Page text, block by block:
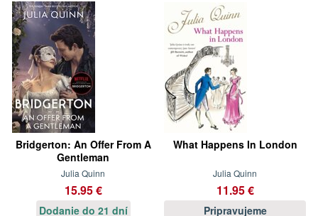
Bridgerton: An Offer From A
Gentleman
Julia Quinn
15.95 €
Dodanie do 21 dní
What Happens In London
Julia Quinn
11.95 €
Pripravujeme